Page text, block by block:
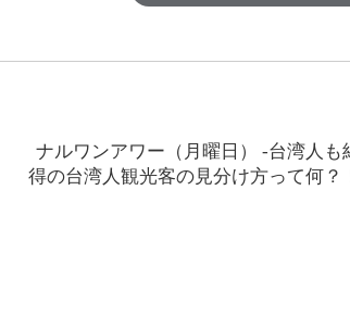
ナルワンアワー（月曜日） -台湾人も
得の台湾人観光客の見分け方って何？